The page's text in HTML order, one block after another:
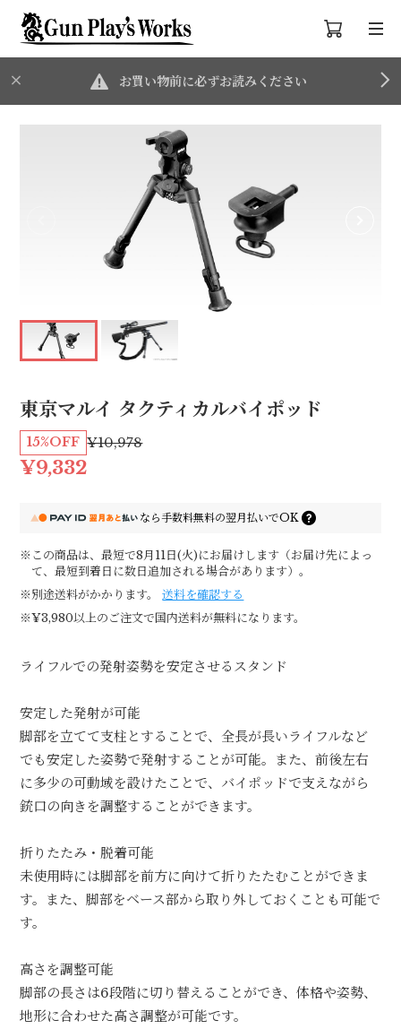
お買い物前に必ずお読みください
東京マルイ タクティカルバイポッド
¥10,978
15%OFF
¥9,332
なら手数料無料の翌月払いでOK
※この商品は、最短で8月11日(火)にお届けします（お届け先によっ
て、最短到着日に数日追加される場合があります）。
※別途送料がかかります。
送料を確認する
※¥3,980以上のご注文で国内送料が無料になります。
ライフルでの発射姿勢を安定させるスタンド
安定した発射が可能
脚部を立てて支柱とすることで、全長が長いライフルなど
でも安定した姿勢で発射することが可能。また、前後左右
に多少の可動域を設けたことで、バイポッドで支えながら
銃口の向きを調整することができます。
折りたたみ・脱着可能
未使用時には脚部を前方に向けて折りたたむことができま
す。また、脚部をベース部から取り外しておくことも可能で
す。
高さを調整可能
脚部の長さは6段階に切り替えることができ、体格や姿勢、
地形に合わせた高さ調整が可能です。